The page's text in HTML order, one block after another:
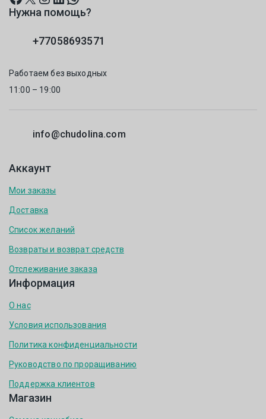
Нужна помощь?
+77058693571
Работаем без выходных
11:00 – 19:00
info@chudolina.com
Аккаунт
Мои заказы
Доставка
Список желаний
Возвраты и возврат средств
Отслеживание заказа
Информация
О нас
Условия использования
Политика конфиденциальности
Руководство по проращиванию
Поддержка клиентов
Магазин